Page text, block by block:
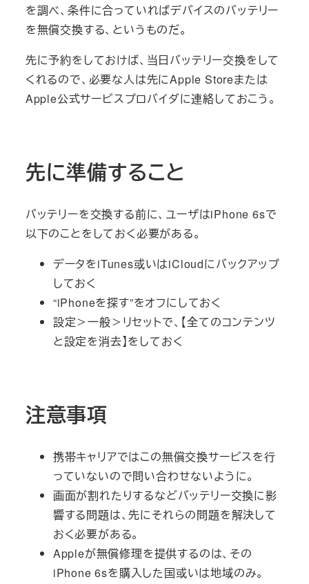
を調べ、条件に合っていればデバイスのバッテリー
を無償交換する、というものだ。
先に予約をしておけば、当日バッテリー交換をして
くれるので、必要な人は先にApple Storeまたは
Apple公式サービスプロバイダに連絡しておこう。
先に準備すること
バッテリーを交換する前に、ユーザはiPhone 6sで
以下のことをしておく必要がある。
データをiTunes或いはiCloudにバックアップ
しておく
“iPhoneを探す”をオフにしておく
設定＞一般＞リセットで、【全てのコンテンツ
と設定を消去】をしておく
注意事項
携帯キャリアではこの無償交換サービスを行
っていないので問い合わせないように。
画面が割れたりするなどバッテリー交換に影
響する問題は、先にそれらの問題を解決して
おく必要がある。
Appleが無償修理を提供するのは、その
iPhone 6sを購入した国或いは地域のみ。